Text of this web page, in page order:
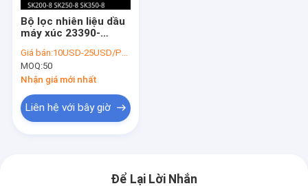
Bộ lọc nhiên liệu dầu
máy xúc 23390-
cho KOBELCO SK200-
8 SK250-8 SK350-8
Giá bán:10USD-25USD/PCS
MOQ:50
Nhận giá mới nhất
Liên hệ với bây giờ
Để Lại Lời Nhắn